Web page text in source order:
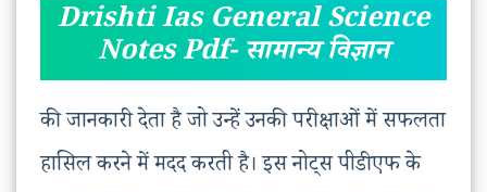
Drishti Ias General Science
Notes Pdf- सामान्य विज्ञान
की जानकारी देता है जो उन्हें उनकी परीक्षाओं में सफलता
हासिल करने में मदद करती है। इस नोट्स पीडीएफ के